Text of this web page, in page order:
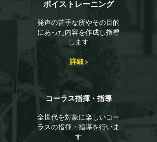
ボイストレーニング
​発声の苦手な所やその目的
にあった内容を作成し指導
します
詳細 >
​コーラス指揮・指導
全世代を対象に楽しいコー
ラスの指揮・指導を行いま
す